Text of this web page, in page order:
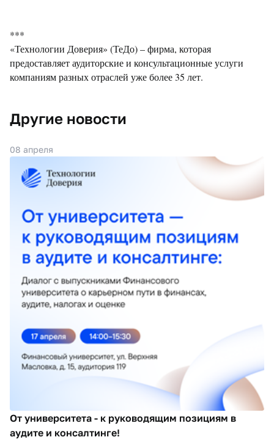
***
«Технологии Доверия» (ТеДо) – фирма, которая
предоставляет аудиторские и консультационные услуги
компаниям разных отраслей уже более 35 лет.
Другие новости
08 апреля
От университета - к руководящим позициям в
аудите и консалтинге!